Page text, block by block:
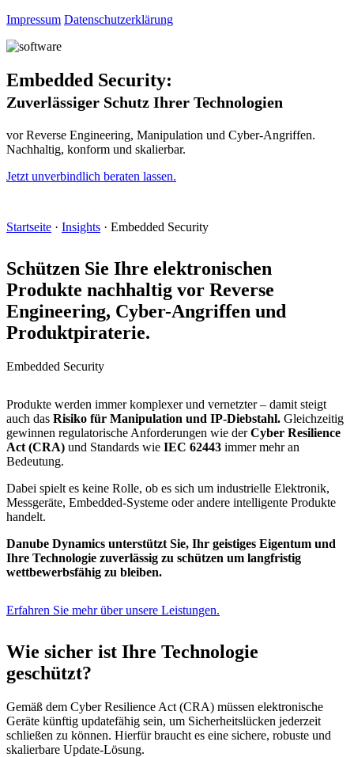
Impressum Datenschutzerklärung
Embedded Security:
Zuverlässiger Schutz Ihrer Technologien
vor Reverse Engineering, Manipulation und Cyber-Angriffen.
Nachhaltig, konform und skalierbar.
Jetzt unverbindlich beraten lassen.
Startseite · Insights · Embedded Security
Schützen Sie Ihre elektronischen
Produkte nachhaltig vor Reverse
Engineering, Cyber-Angriffen und
Produktpiraterie.
Embedded Security
Produkte werden immer komplexer und vernetzter – damit steigt
auch das Risiko für Manipulation und IP-Diebstahl. Gleichzeitig
gewinnen regulatorische Anforderungen wie derCyber Resilience
Act (CRA) und Standards wie IEC 62443 immer mehr an
Bedeutung.
Dabei spielt es keine Rolle, ob es sich um industrielle Elektronik,
Messgeräte, Embedded-Systeme oder andere intelligente Produkte
handelt.
Danube Dynamics unterstützt Sie, Ihr geistiges Eigentum und
Ihre Technologie zuverlässig zu schützen um langfristig
wettbewerbsfähig zu bleiben.
Erfahren Sie mehr über unsere Leistungen.
Wie sicher ist Ihre Technologie
geschützt?
Gemäß dem Cyber Resilience Act (CRA) müssen elektronische
Geräte künftig updatefähig sein, um Sicherheitslücken jederzeit
schließen zu können. Hierfür braucht es eine sichere, robuste und
skalierbare Update-Lösung.